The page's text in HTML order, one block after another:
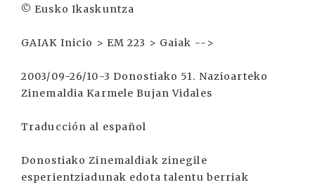
© Eusko Ikaskuntza
GAIAK Inicio > EM 223 > Gaiak -->
2003/09-26/10-3 Donostiako 51. Nazioarteko
Zinemaldia Karmele Bujan Vidales
Traducción al español
Donostiako Zinemaldiak zinegile
esperientziadunak edota talentu berriak